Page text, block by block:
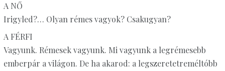
A NŐ
Irigyled?… Olyan rémes vagyok? Csakugyan?
A FÉRFI
Vagyunk. Rémesek vagyunk. Mi vagyunk a legrémesebb
emberpár a világon. De ha akarod: a legszeretetreméltóbb